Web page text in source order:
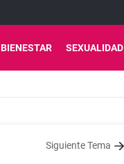
BIENESTAR SEXUALIDAD
Siguiente Tema